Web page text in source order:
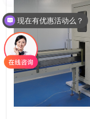
现在有优惠活动么？